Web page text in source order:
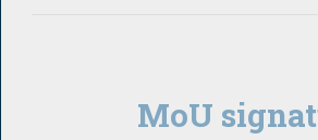
MoU